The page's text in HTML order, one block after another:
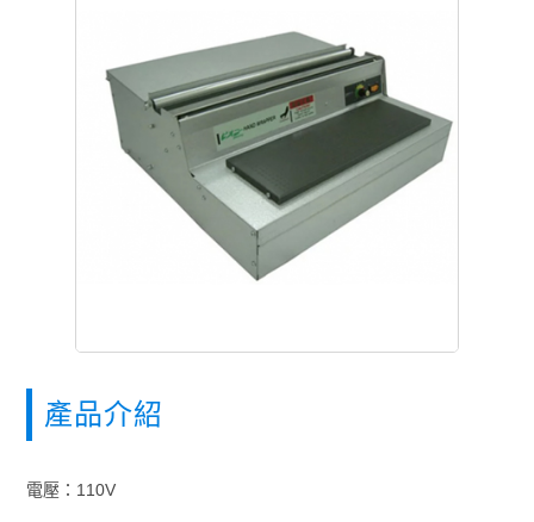
產品介紹
電壓：110V